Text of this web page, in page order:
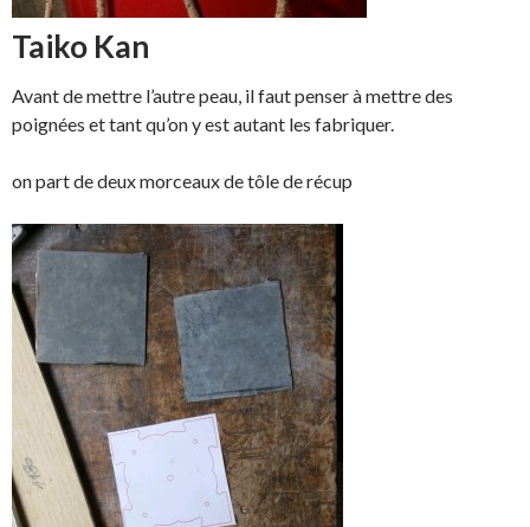
Taiko Kan
Avant de mettre l’autre peau, il faut penser à mettre des
poignées et tant qu’on y est autant les fabriquer.
on part de deux morceaux de tôle de récup